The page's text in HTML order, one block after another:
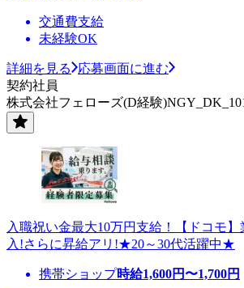
交通費支給
未経験OK
詳細を見る
応募画面に進む
契約社員
株式会社フェローズ(D経験
入職祝い金最大10万円支給！【ドコモ
入!さらに昇給アリ!★20～30代活躍中★
携帯ショップ時給1,600円〜1,700円